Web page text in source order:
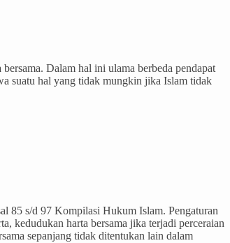
Dalam hal ini ulama berbeda pendapat
suatu hal yang tidak mungkin jika Islam tidak
85 s/d 97 Kompilasi Hukum Islam. Pengaturan
kedudukan harta bersama jika terjadi perceraian
sepanjang tidak ditentukan lain dalam